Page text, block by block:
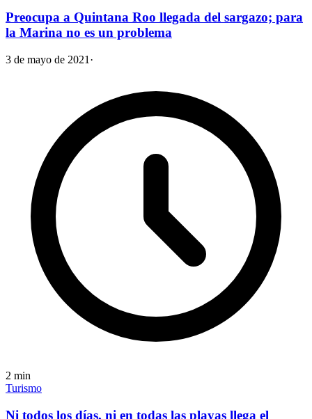
Preocupa a Quintana Roo llegada del sargazo; para
la Marina no es un problema
3 de mayo de 2021 ·
2 min
Turismo
Ni todos los días, ni en todas las playas llega el